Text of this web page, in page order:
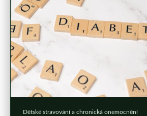
Dětské stravování a chronická onemocnění